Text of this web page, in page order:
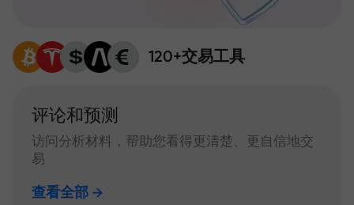
120+交易工具
评论和预测
访问分析材料，帮助您看得更清楚、更自信地交
易
查看全部